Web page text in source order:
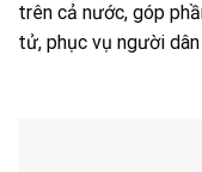
trên cả nước, góp
tử, phục vụ người dân